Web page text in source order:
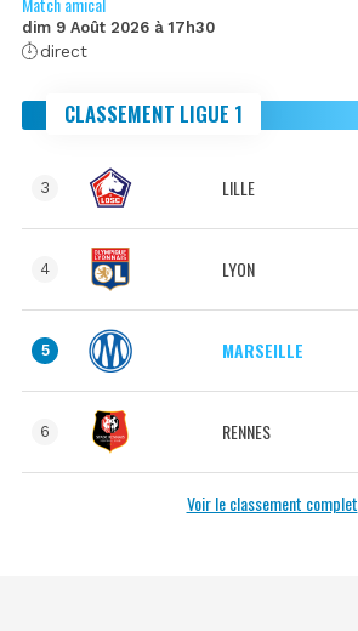
dim 9 Août 2026 à 17h30
direct
CLASSEMENT LIGUE 1
3 LILLE
4 LYON
5 MARSEILLE
6 RENNES
Voir le classement complet